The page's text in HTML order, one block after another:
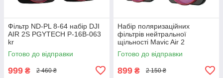
Фільтр ND-PL 8-64 набір DJI
AIR 2S PGYTECH P-16B-063
kr
Готово до відправки
999 ₴ 2 460 ₴
Набір поляризаційних
фільтрів нейтральної
щільності Mavic Air 2
PGYTECH P-16A-035 kr
Готово до відправки
899 ₴ 2 150 ₴